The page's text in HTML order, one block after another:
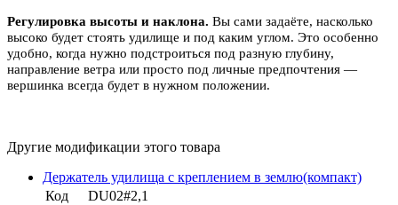
Регулировка высоты и наклона. Вы сами задаёте, насколько
высоко будет стоять удилище и под каким углом. Это особенно
удобно, когда нужно подстроиться под разную глубину,
направление ветра или просто под личные предпочтения —
вершинка всегда будет в нужном положении.
Другие модификации этого товара
Держатель удилища с креплением в землю(компакт)
Код
DU02#2,1